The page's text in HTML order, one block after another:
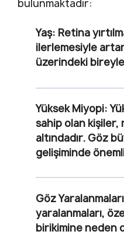
bulunmaktadır:
Yaş: Retina
ilerlemesiyle
üzerindeki
Yüksek Miyopi:
sahip olan kişiler,
altındadır. Göz
gelişiminde
Göz
yaralanmaları,
birikimine neden